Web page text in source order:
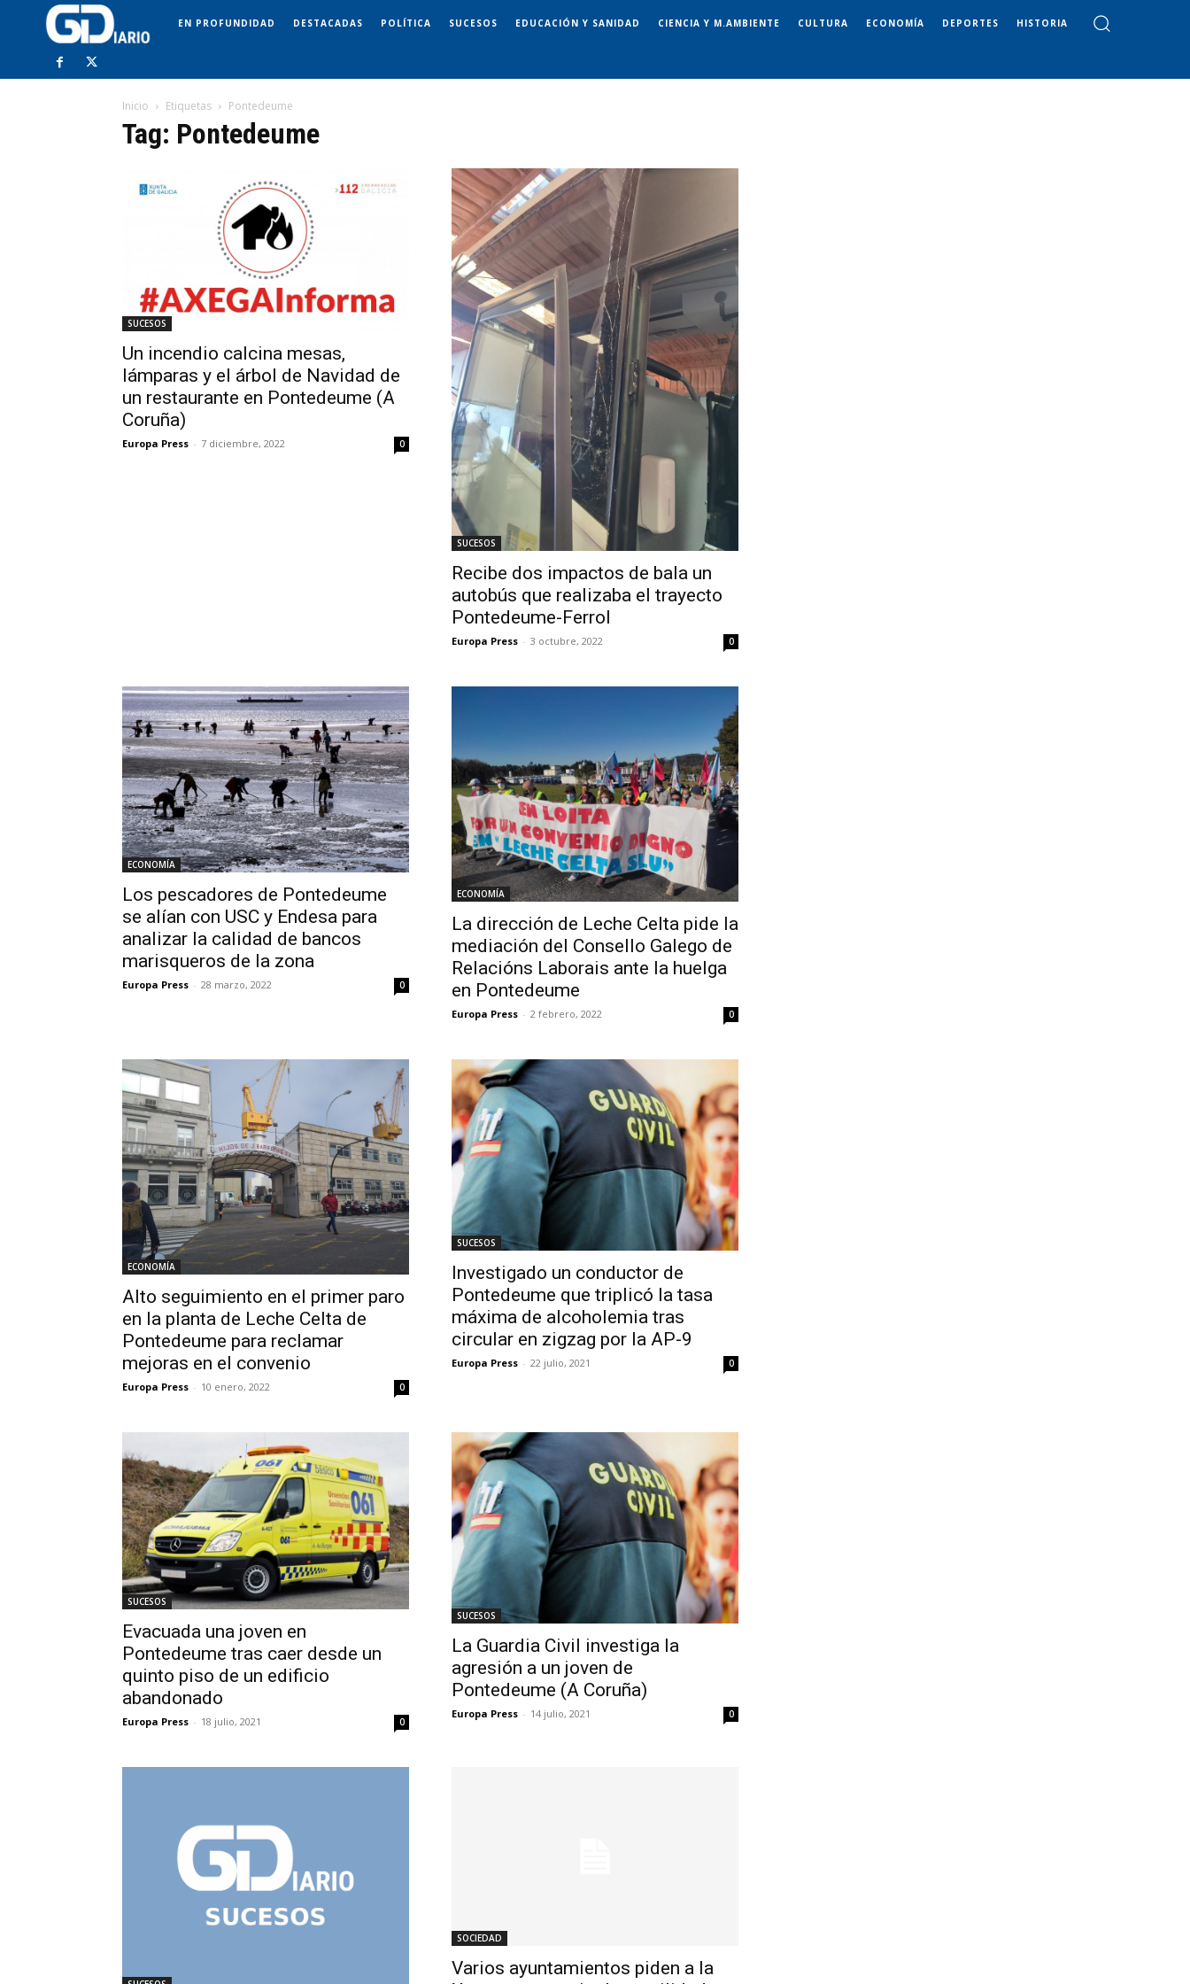
EN PROFUNDIDAD DESTACADAS POLÍTICA SUCESOS EDUCACIÓN Y SANIDAD CIENCIA Y M.AMBIENTE CULTURA ECONOMÍA DEPORTES HISTORIA
Inicio Etiquetas Pontedeume
Tag: Pontedeume
SUCESOS
Un incendio calcina mesas,
lámparas y el árbol de Navidad de
un restaurante en Pontedeume (A
Coruña)
Europa Press - 7 diciembre, 2022 0
SUCESOS
Recibe dos impactos de bala un
autobús que realizaba el trayecto
Pontedeume-Ferrol
Europa Press - 3 octubre, 2022 0
ECONOMÍA
Los pescadores de Pontedeume
se alían con USC y Endesa para
analizar la calidad de bancos
marisqueros de la zona
Europa Press - 28 marzo, 2022 0
ECONOMÍA
La dirección de Leche Celta pide la
mediación del Consello Galego de
Relacións Laborais ante la huelga
en Pontedeume
Europa Press - 2 febrero, 2022 0
ECONOMÍA
Alto seguimiento en el primer paro
en la planta de Leche Celta de
Pontedeume para reclamar
mejoras en el convenio
Europa Press - 10 enero, 2022 0
SUCESOS
Investigado un conductor de
Pontedeume que triplicó la tasa
máxima de alcoholemia tras
circular en zigzag por la AP-9
Europa Press - 22 julio, 2021 0
SUCESOS
Evacuada una joven en
Pontedeume tras caer desde un
quinto piso de un edificio
abandonado
Europa Press - 18 julio, 2021 0
SUCESOS
La Guardia Civil investiga la
agresión a un joven de
Pontedeume (A Coruña)
Europa Press - 14 julio, 2021 0
SOCIEDAD
Varios ayuntamientos piden a la